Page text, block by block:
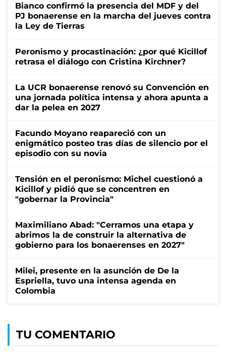
Bianco confirmó la presencia del MDF y del
PJ bonaerense en la marcha del jueves contra
la Ley de Tierras
Peronismo y procastinación: ¿por qué Kicillof
retrasa el diálogo con Cristina Kirchner?
La UCR bonaerense renovó su Convención en
una jornada política intensa y ahora apunta a
dar la pelea en 2027
Facundo Moyano reapareció con un
enigmático posteo tras días de silencio por el
episodio con su novia
Tensión en el peronismo: Michel cuestionó a
Kicillof y pidió que se concentren en
"gobernar la Provincia"
Maximiliano Abad: "Cerramos una etapa y
abrimos la de construir la alternativa de
gobierno para los bonaerenses en 2027"
Milei, presente en la asunción de De la
Espriella, tuvo una intensa agenda en
Colombia
TU COMENTARIO